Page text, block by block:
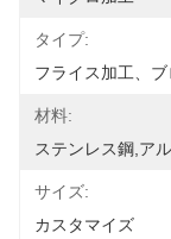
タイプ:
フライス加工、
材料:
ステンレス鋼,ア
サイズ:
カスタマイズ